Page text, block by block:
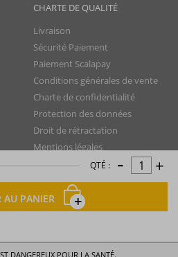
QTÉ : - +
AU PANIER
CHARTE DE QUALITÉ
Livraison
Sécurité Paiement
Paiement Scalapay
Conditions générales de vente
Charte de confidentialité
Protection des données
Droit de rétractation
Mentions légales
Plan du site
DANGEREUX POUR LA SANTÉ.